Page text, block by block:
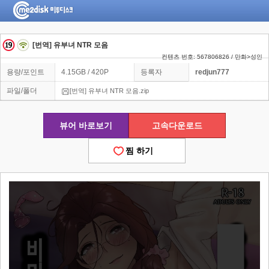
[번역] 유부녀 NTR 모음
컨텐츠 번호: 567806826 / 만화>성인
용량/포인트 4.15GB / 420P 등록자 redjun777
파일/폴더 [번역] 유부녀 NTR 모음.zip
뷰어 바로보기 고속다운로드
찜 하기